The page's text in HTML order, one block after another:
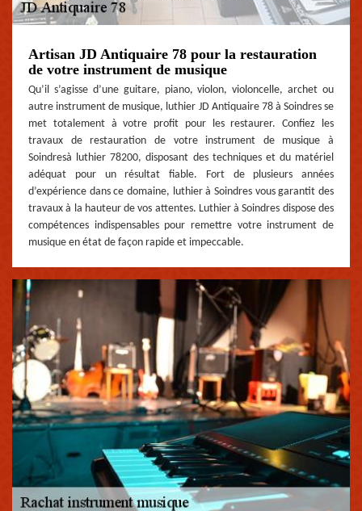
Artisan JD Antiquaire 78 pour la restauration
de votre instrument de musique
Qu’il s’agisse d’une guitare, piano, violon, violoncelle, archet ou
autre instrument de musique, luthier JD Antiquaire 78 à Soindres se
met totalement à votre profit pour les restaurer. Confiez les
travaux de restauration de votre instrument de musique à
Soindresà luthier 78200, disposant des techniques et du matériel
adéquat pour un résultat fiable. Fort de plusieurs années
d’expérience dans ce domaine, luthier à Soindres vous garantit des
travaux à la hauteur de vos attentes. Luthier à Soindres dispose des
compétences indispensables pour remettre votre instrument de
musique en état de façon rapide et impeccable.